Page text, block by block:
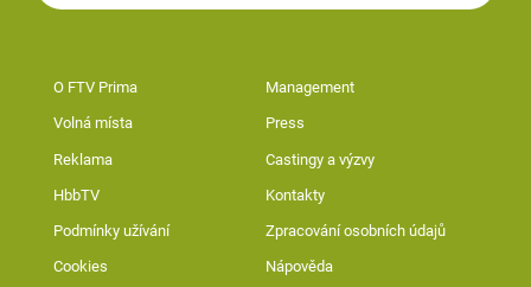
O FTV Prima Management
Volná místa Press
Reklama Castingy a výzvy
HbbTV Kontakty
Podmínky užívání Zpracování osobních údajů
Cookies Nápověda